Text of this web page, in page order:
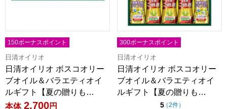
150ボーナスポイント
日清オイリオ
日清オイリオ ボスコオリー
ブオイル＆バラエティオイ
ルギフト【夏の贈りも…
本体 2,700円
300ボーナスポイント
日清オイリオ
日清オイリオ ボスコオリー
ブオイル＆バラエティオイ
ルギフト【夏の贈りも…
5点（5点満点中）
（2件の評価
）